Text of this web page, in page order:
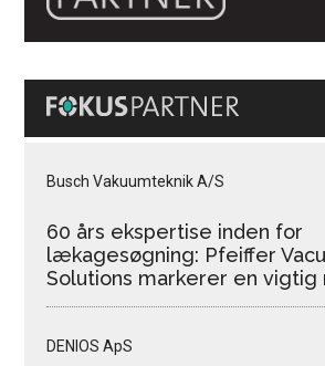
Busch Vakuumteknik A/S
60 års ekspertise inden for
lækagesøgning: Pfeiffer
Solutions markerer en
DENIOS ApS